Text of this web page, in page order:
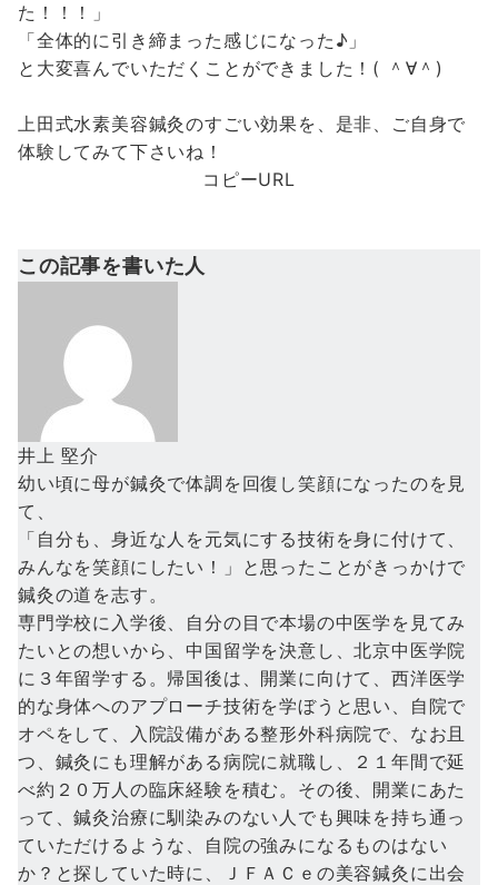
た！！！」
「全体的に引き締まった感じになった♪」
と大変喜んでいただくことができました！( ＾∀＾)
上田式水素美容鍼灸のすごい効果を、是非、ご自身で
体験してみて下さいね！
コピーURL
この記事を書いた人
井上 堅介
幼い頃に母が鍼灸で体調を回復し笑顔になったのを見
て、
「自分も、身近な人を元気にする技術を身に付けて、
みんなを笑顔にしたい！」と思ったことがきっかけで
鍼灸の道を志す。
専門学校に入学後、自分の目で本場の中医学を見てみ
たいとの想いから、中国留学を決意し、北京中医学院
に３年留学する。帰国後は、開業に向けて、西洋医学
的な身体へのアプローチ技術を学ぼうと思い、自院で
オペをして、入院設備がある整形外科病院で、なお且
つ、鍼灸にも理解がある病院に就職し、２１年間で延
べ約２０万人の臨床経験を積む。その後、開業にあた
って、鍼灸治療に馴染みのない人でも興味を持ち通っ
ていただけるような、自院の強みになるものはない
か？と探していた時に、ＪＦＡＣｅの美容鍼灸に出会